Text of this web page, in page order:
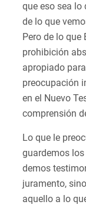
que eso sea lo
de lo que
Pero de lo que
prohibición
apropiado
preocupación
en el Nuevo
comprensión
Lo que le
guardemos
demos
juramento,
aquello a lo